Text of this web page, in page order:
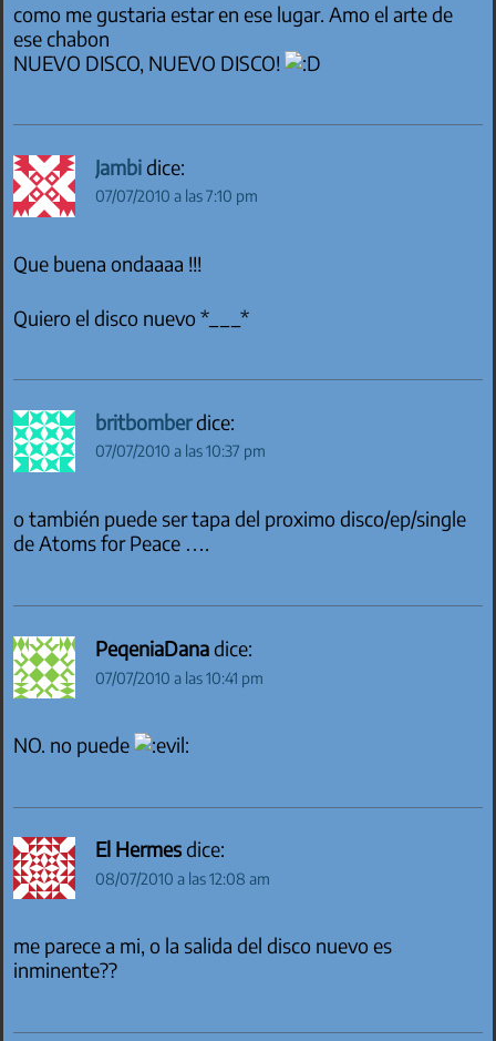
como me gustaria estar en ese lugar. Amo el arte de
ese chabon
NUEVO DISCO, NUEVO DISCO!
Jambidice:
07/07/2010 a las 7:10 pm
Que buena ondaaaa !!!
Quiero el disco nuevo *___*
britbomberdice:
07/07/2010 a las 10:37 pm
o también puede ser tapa del proximo disco/ep/single
de Atoms for Peace ….
PeqeniaDanadice:
07/07/2010 a las 10:41 pm
NO. no puede
El Hermesdice:
08/07/2010 a las 12:08 am
me parece a mi, o la salida del disco nuevo es
inminente??